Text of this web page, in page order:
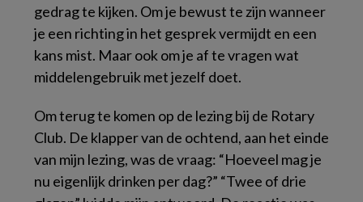
gedrag te kijken. Om je bewust te zijn wanneer
je een richting in het gesprek vermijdt en een
kans mist. Maar ook om je af te vragen wat
middelengebruik met jezelf doet.
Om terug te komen op de lezing bij de Rotary
Club. De klapper van de ochtend, aan het einde
van mijn lezing, was de vraag: “Hoeveel mag je
nu eigenlijk drinken per dag?” “Twee of drie